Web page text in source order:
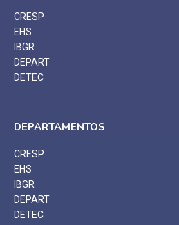
CRESP
EHS
IBGR
DEPART
DETEC
DEPARTAMENTOS
CRESP
EHS
IBGR
DEPART
DETEC